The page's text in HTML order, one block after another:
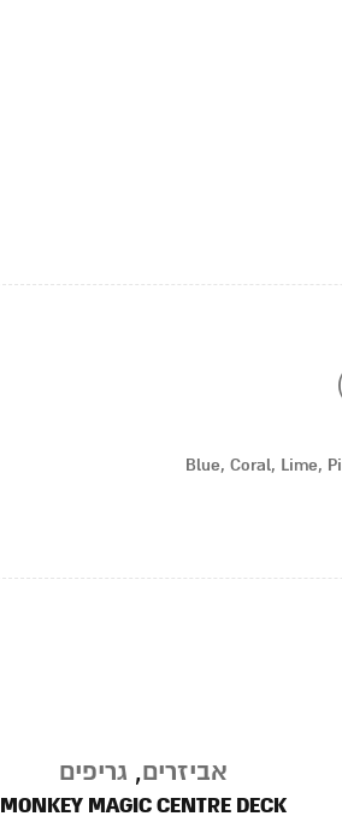
Blue, Coral, Lime,
אביזרים, גריפים
MONKEY MAGIC CENTRE DECK